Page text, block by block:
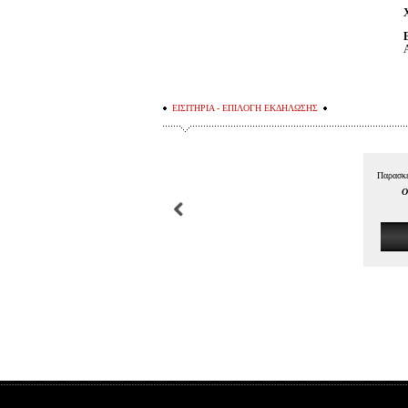
ΕΙΣΙΤΗΡΙΑ - ΕΠΙΛΟΓΗ ΕΚΔΗΛΩΣΗΣ
Ο